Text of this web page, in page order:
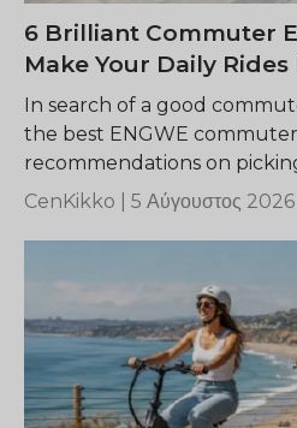
6 Brilliant Commuter
Make Your Daily
In search of a good
the best ENGWE
recommendations on
bike for yourself.
CenKikko | 5 Αύγουστος 2026